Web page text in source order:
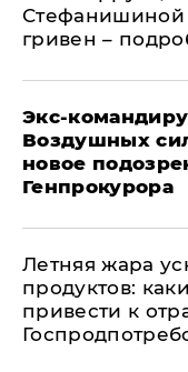
Стефанишиной
гривен –
Экс-
Воздушных
новое
Генпрокурора
Летняя жара
продуктов:
привести к